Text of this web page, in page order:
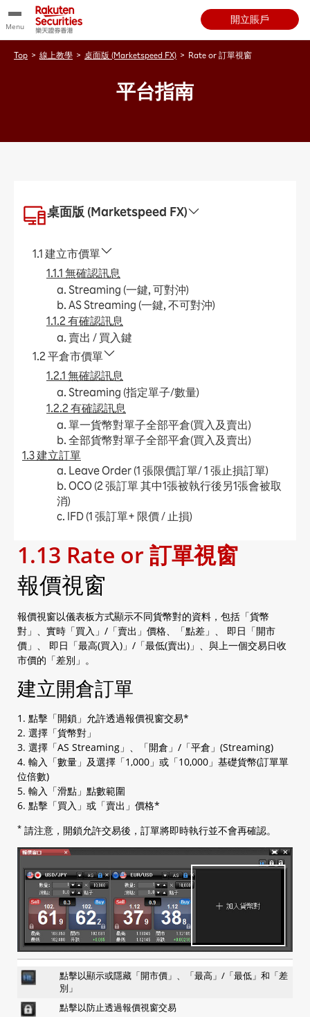
Menu
開立賬戶
Top > 線上教學 > 桌面版 (Marketspeed FX) > Rate or 訂單視窗
平台指南
桌面版 (Marketspeed FX)
1.1 建立市價單
1.1.1 無確認訊息
a. Streaming (一鍵, 可對沖)
b. AS Streaming (一鍵, 不可對沖)
1.1.2 有確認訊息
a. 賣出 / 買入鍵
1.2 平倉市價單
1.2.1 無確認訊息
a. Streaming (指定單子/數量)
1.2.2 有確認訊息
a. 單一貨幣對單子全部平倉(買入及賣出)
b. 全部貨幣對單子全部平倉(買入及賣出)
1.3 建立訂單
a. Leave Order (1 張限價訂單/ 1 張止損訂單)
b. OCO (2 張訂單 其中1張被執行後另1張會被取
消)
c. IFD (1 張訂單+ 限價 / 止損)
e. 更改Leave Order
1.4 加入平倉訂單
a. Leave Order (限價 / 止損)
b. OCO (限價 + 止損)
1.5 查閱開倉倉位
1.6 查閱平倉倉位
1.7 查閱等候中訂單
1.8 查閱帳戶保證金信息
1.9 一般設定
a. AS streaming 設定
b. 電郵設定
c. 交易設定
d. 密碼設定
e. 電郵/電話設定
g. 連接(互聯網)
h. 匯率顯示設定
j. 自動收錄器(外匯資訊顯示器)
k. 快捷方式欄
1.10 圖表設定
1.11 登入平台
1.12 主菜單
1.13 Rate or 訂單視窗
a. 報價視窗
b. 價位表
c. 訂單視窗
d. 持倉
e. 已執行交易窗口
1.14 賬戶資料
1.13 Rate or 訂單視窗
報價視窗
報價視窗以儀表板方式顯示不同貨幣對的資料，包括「貨幣
對」、實時「買入」/「賣出」價格、「點差」、 即日「開市
價」、 即日「最高(買入)」/「最低(賣出)」、與上一個交易日收
市價的「差別」。
建立開倉訂單
1. 點擊「開鎖」允許透過報價視窗交易*
2. 選擇「貨幣對」
3. 選擇「AS Streaming」、「開倉」/「平倉」(Streaming)
4. 輸入「數量」及選擇「1,000」或「10,000」基礎貨幣(訂單單
位倍數)
5. 輸入「滑點」點數範圍
6. 點擊「買入」或「賣出」價格*
* 請注意，開鎖允許交易後，訂單將即時執行並不會再確認。
點擊以顯示或隱藏「開市價」、「最高」/「最低」和「差
別」
點擊以防止透過報價視窗交易